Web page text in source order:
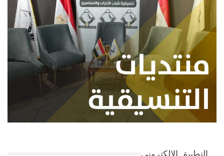
التطبيق الإلكتروني